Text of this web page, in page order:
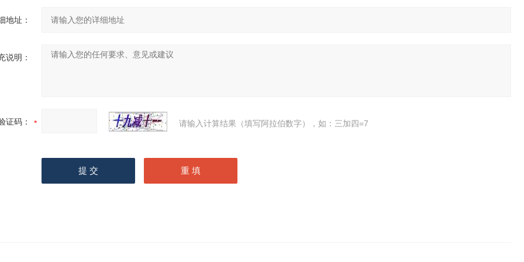
地址：
说明：
证码： 请输入计算结果（填写阿拉伯数字），如：三加四=7